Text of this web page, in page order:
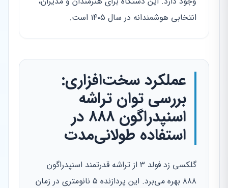
انتخابی هوشمندانه در سال ۱۴۰۵ است.
عملکرد سخت‌افزاری:
بررسی توان تراشه
اسنپدراگون ۸۸۸ در
استفاده طولانی‌مدت
گلکسی زد فولد ۳ از تراشه قدرتمند اسنپدراگون
۸۸۸ بهره می‌برد. این پردازنده ۵ نانومتری در زمان